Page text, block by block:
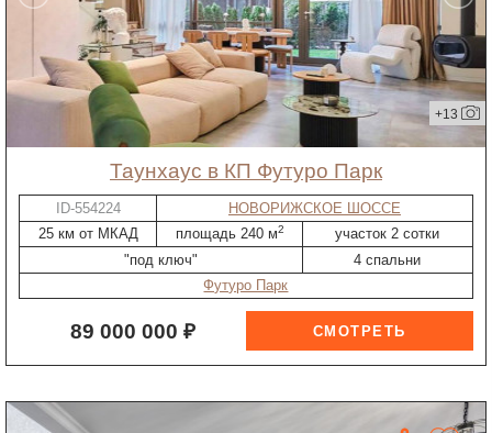
+13
таунхаус в КП Футуро Парк
ID-554224
НОВОРИЖСКОЕ ШОССЕ
25 км от МКАД
площадь 240 м2
участок 2 сотки
"под ключ"
4 спальни
Футуро Парк
89 000 000 ₽